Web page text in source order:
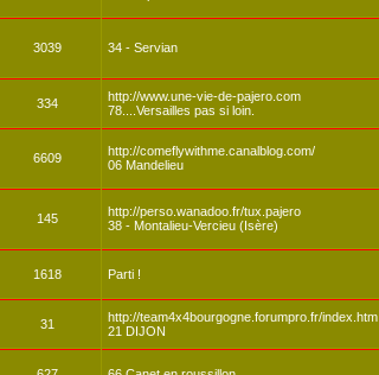
3039
34 - Servian
334
http://www.une-vie-de-pajero.com
78....Versailles pas si loin.
6609
http://comeflywithme.canalblog.com/
06 Mandelieu
145
http://perso.wanadoo.fr/tux.pajero
38 - Montalieu-Vercieu (Isère)
1618 Parti !
31
http://team4x4bourgogne.forumpro.fr/index.htm
21 DIJON